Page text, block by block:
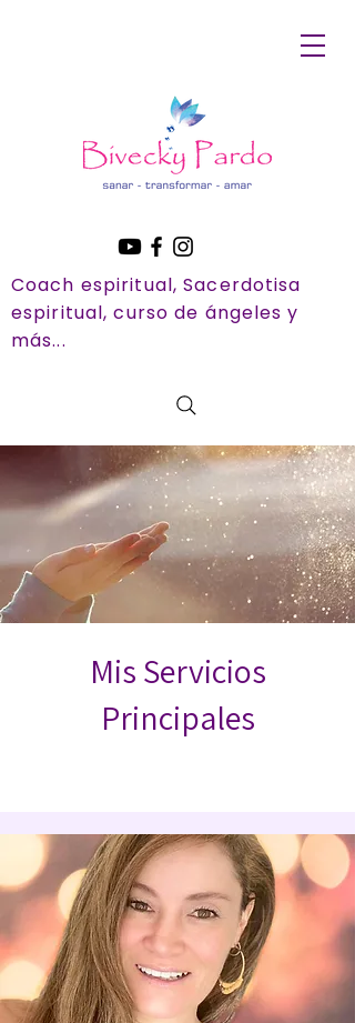
Coach espiritual, Sacerdotisa
espiritual, curso de ángeles y
más...
Mis Servicios
Principales